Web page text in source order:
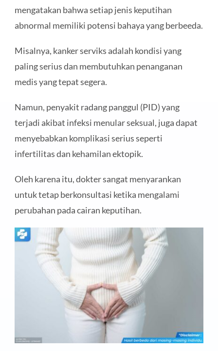
mengatakan bahwa setiap jenis keputihan
abnormal memiliki potensi bahaya yang berbeeda.
Misalnya, kanker serviks adalah kondisi yang
paling serius dan membutuhkan penanganan
medis yang tepat segera.
Namun, penyakit radang panggul (PID) yang
terjadi akibat infeksi menular seksual, juga dapat
menyebabkan komplikasi serius seperti
infertilitas dan kehamilan ektopik.
Oleh karena itu, dokter sangat menyarankan
untuk tetap berkonsultasi ketika mengalami
perubahan pada cairan keputihan.